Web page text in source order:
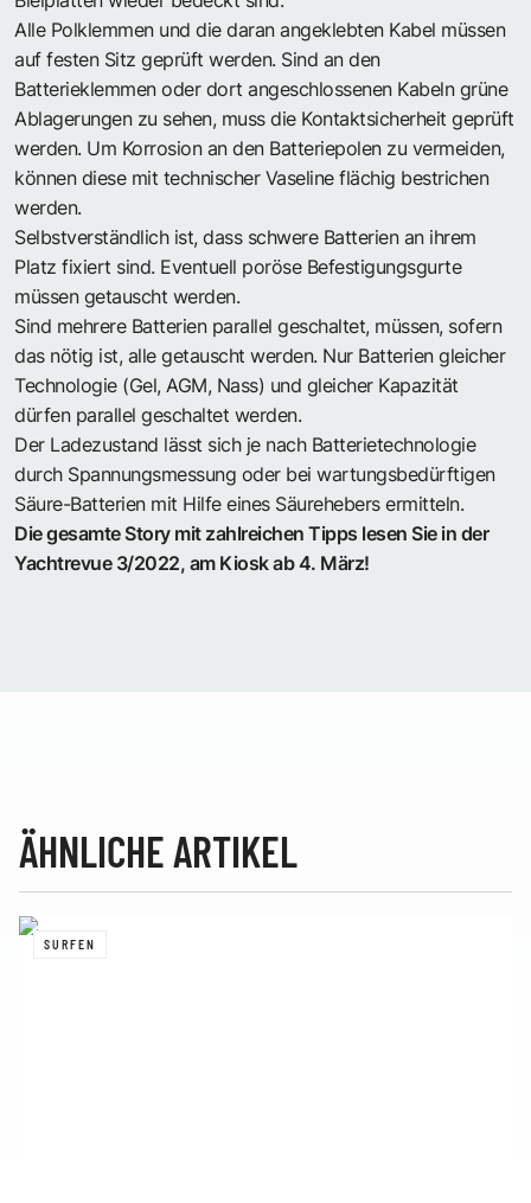
Alle Polklemmen und die daran angeklebten Kabel müssen
auf festen Sitz geprüft werden. Sind an den
Batterieklemmen oder dort angeschlossenen Kabeln grüne
Ablagerungen zu sehen, muss die Kontaktsicherheit geprüft
werden. Um Korrosion an den Batteriepolen zu vermeiden,
können diese mit technischer Vaseline flächig bestrichen
werden.
Selbstverständlich ist, dass schwere Batterien an ihrem
Platz fixiert sind. Eventuell poröse Befestigungsgurte
müssen getauscht werden.
Sind mehrere Batterien parallel geschaltet, müssen, sofern
das nötig ist, alle getauscht werden. Nur Batterien gleicher
Technologie (Gel, AGM, Nass) und gleicher Kapazität
dürfen parallel geschaltet werden.
Der Ladezustand lässt sich je nach Batterietechnologie
durch Spannungsmessung oder bei wartungsbedürftigen
Säure-Batterien mit Hilfe eines Säurehebers ermitteln.
Die gesamte Story mit zahlreichen Tipps lesen Sie in der
Yachtrevue 3/2022, am Kiosk ab 4. März!
ÄHNLICHE ARTIKEL
SURFEN